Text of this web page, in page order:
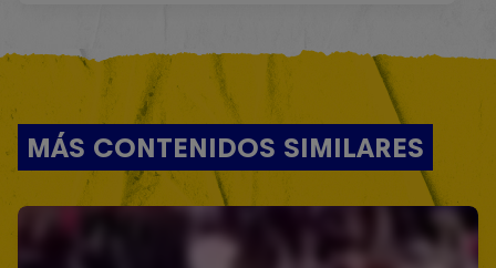
MÁS CONTENIDOS SIMILARES